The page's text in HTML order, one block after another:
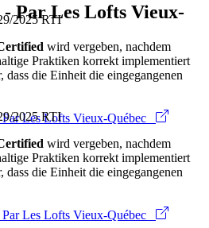
2025 RTI
wird vergeben, nachdem
Praktiken korrekt implementiert
dass die Einheit die eingegangenen
Les Lofts Vieux-Québec
Par Les Lofts Vieux-
2025 RTI
wird vergeben, nachdem
Praktiken korrekt implementiert
die Einheit die eingegangenen
Les Lofts Vieux-Québec